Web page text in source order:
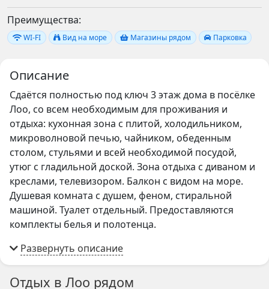
Преимущества:
WI-FI Вид на море Магазины рядом Парковка
Описание
Сдаётся полностью под ключ 3 этаж дома в посёлке
Лоо, со всем необходимым для проживания и
отдыха: кухонная зона с плитой, холодильником,
микроволновой печью, чайником, обеденным
столом, стульями и всей необходимой посудой,
утюг с гладильной доской. Зона отдыха с диваном и
креслами, телевизором. Балкон с видом на море.
Душевая комната с душем, феном, стиральной
машиной. Туалет отдельный. Предоставляются
комплекты белья и полотенца.
кроватями. Во всех комнатах есть кондиционер.
Заселение от 1 до 5 человек: на такое количество
рассчитана мебель и другие предметы интерьера.
Отдых в Лоо рядом